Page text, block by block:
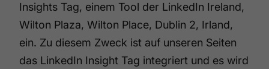
Insights Tag, einem Tool der LinkedIn Ireland,
Wilton Plaza, Wilton Place, Dublin 2, Irland,
ein. Zu diesem Zweck ist auf unseren Seiten
das LinkedIn Insight Tag integriert und es wird